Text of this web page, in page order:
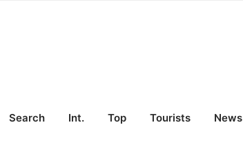
Search Int. Top Tourists News